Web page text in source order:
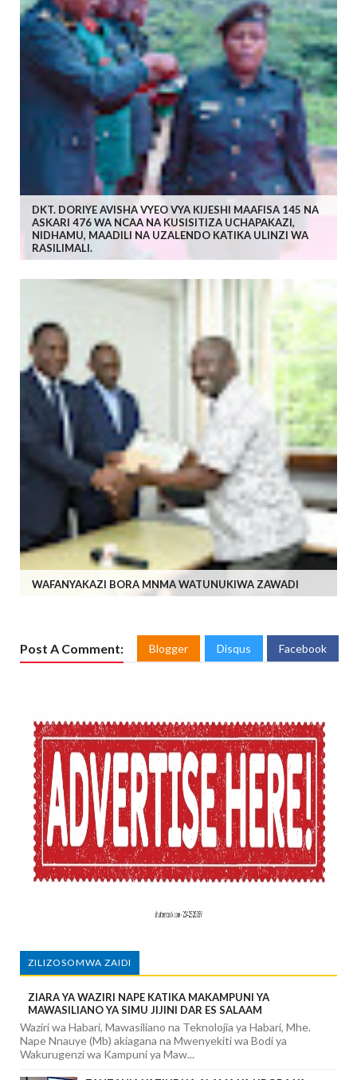
DKT. DORIYE AVISHA VYEO VYA KIJESHI MAAFISA 145 NA
ASKARI 476 WA NCAA NA KUSISITIZA UCHAPAKAZI,
NIDHAMU, MAADILI NA UZALENDO KATIKA ULINZI WA
RASILIMALI.
WAFANYAKAZI BORA MNMA WATUNUKIWA ZAWADI
Post A Comment: Blogger Disqus Facebook
ZILIZOSOMWA ZAIDI
ZIARA YA WAZIRI NAPE KATIKA MAKAMPUNI YA
MAWASILIANO YA SIMU JIJINI DAR ES SALAAM
Waziri wa Habari, Mawasiliano na Teknolojia ya Habari, Mhe.
Nape Nnauye (Mb) akiagana na Mwenyekiti wa Bodi ya
Wakurugenzi wa Kampuni ya Maw...